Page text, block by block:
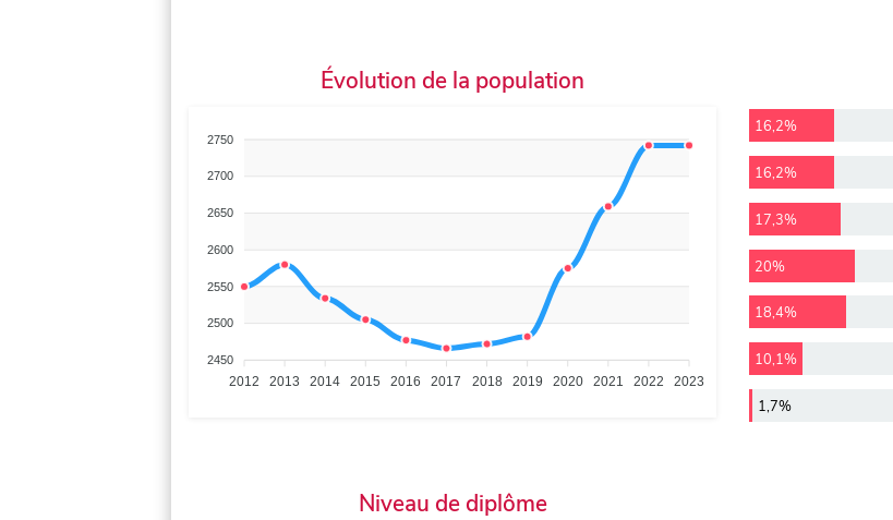
Évolution de la population
2750
2700
2650
2600
2550
2500
2450
2012 2013 2014 2015 2016 2017 2018 2019 2020 2021 2022 2023
16,2%
16,2%
17,3%
20%
18,4%
10,1%
1,7%
Niveau de diplôme